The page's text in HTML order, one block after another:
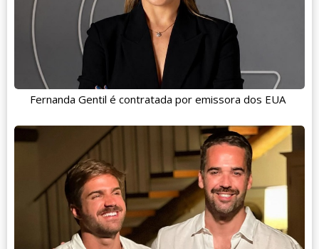
Fernanda Gentil é contratada por emissora dos EUA